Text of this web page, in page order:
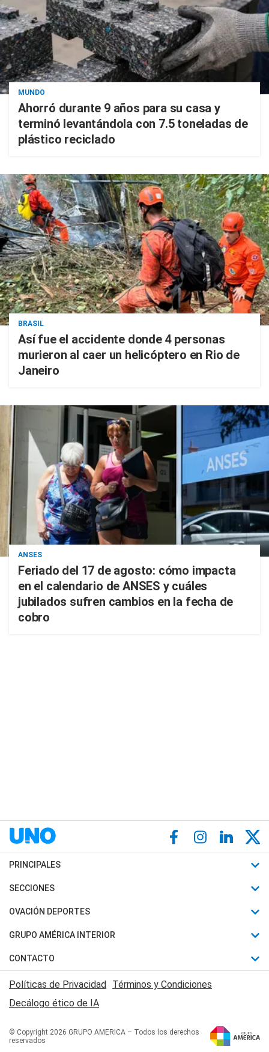
MUNDO
Ahorró durante 9 años para su casa y
terminó levantándola con 7.5 toneladas de
plástico reciclado
BRASIL
Así fue el accidente donde 4 personas
murieron al caer un helicóptero en Rio de
Janeiro
ANSES
Feriado del 17 de agosto: cómo impacta
en el calendario de ANSES y cuáles
jubilados sufren cambios en la fecha de
cobro
PRINCIPALES
Últimas Noticias
Política
Judiciales
Economia
SECCIONES
Horóscopo
Motores
Trucos caseros
Series y Películas
Edictos y Solicitadas
OVACIÓN DEPORTES
Fútbol
Mundial
Automovilismo
Rugby
Básquet
GRUPO AMÉRICA INTERIOR
Canal 7 en Vivo
San Juan 8
CONTACTO
Acerca de Nosotros
Contactanos
Políticas de Privacidad Términos y Condiciones
Decálogo ético de IA
© Copyright 2026 GRUPO AMERICA – Todos los derechos
reservados